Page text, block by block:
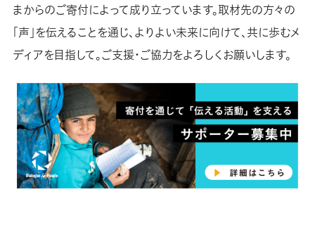
まからのご寄付によって成り立っています。取材先の方々の
「声」を伝えることを通じ、よりよい未来に向けて、共に歩むメ
ディアを目指して。ご支援・ご協力をよろしくお願いします。